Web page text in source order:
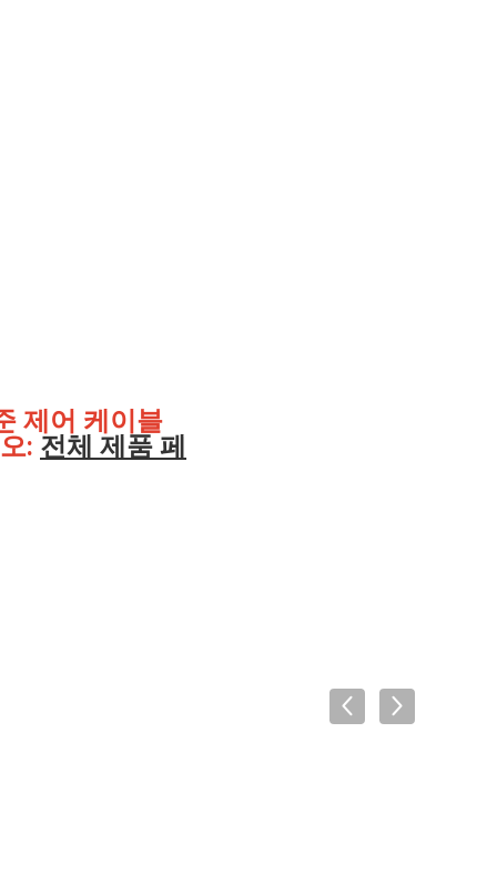
제어 케이블
: 전체 제품 페